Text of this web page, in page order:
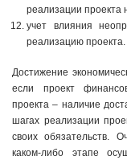
реализации проекта
учет влияния
реализацию проекта.
Достижение
если проект
проекта – наличие
шагах реализации
своих обязательств.
каком-либо этапе